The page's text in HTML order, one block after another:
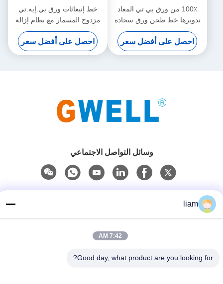
100٪ من ورق بي تي المعاد
تدويرها خط طحن ورق سجادة
زرع ، واحد / المسامح المسمار
عزم دوران عالية سعة عالية
احصل على أفضل سعر
خط إنبعاثات ورق بي.إيه.تي
مزدوج المسمار مع نظام إزالة
الغازات لإنتاج سعة عالية لا
حاجة إلى تجفيف أو تبلور
احصل على أفضل سعر
وسائل التواصل الاجتماعي
86- 159-06224102
liam
7:42 AM
Good day, what product are you looking for?